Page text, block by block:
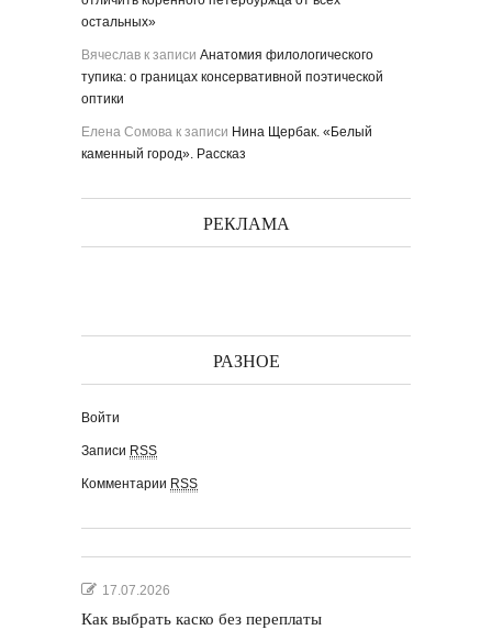
остальных»
Вячеслав к записи Анатомия филологического
тупика: о границах консервативной поэтической
оптики
Елена Сомова к записи Нина Щербак. «Белый
каменный город». Рассказ
РЕКЛАМА
РАЗНОЕ
Войти
Записи RSS
Комментарии RSS
17.07.2026
Как выбрать каско без переплаты